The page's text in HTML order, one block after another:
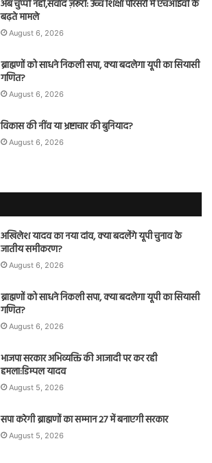
अब चुप्पी नहीं,संवाद ज़रूरी: उच्च शिक्षा परिसरों में एचआईवी के
बढ़ते मामले
August 6, 2026
ब्राह्मणों को साधने निकली सपा, क्या बदलेगा यूपी का सियासी
गणित?
August 6, 2026
विकास की नींव या भ्रष्टाचार की बुनियाद?
August 6, 2026
अखिलेश यादव का नया दांव, क्या बदलेंगे यूपी चुनाव के
जातीय समीकरण?
August 6, 2026
ब्राह्मणों को साधने निकली सपा, क्या बदलेगा यूपी का सियासी
गणित?
August 6, 2026
भाजपा सरकार अभिव्यक्ति की आजादी पर कर रही
हमला:डिम्पल यादव
August 5, 2026
सपा करेगी ब्राह्मणों का सम्मान 27 में बनाएगी सरकार
August 5, 2026